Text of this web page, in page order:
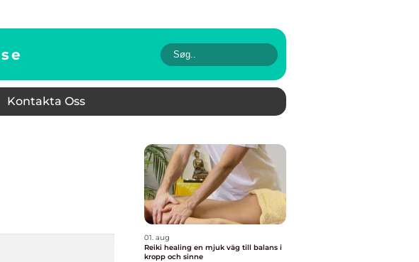
se
Kontakta Oss
01. aug
Reiki healing en mjuk väg till balans i
kropp och sinne